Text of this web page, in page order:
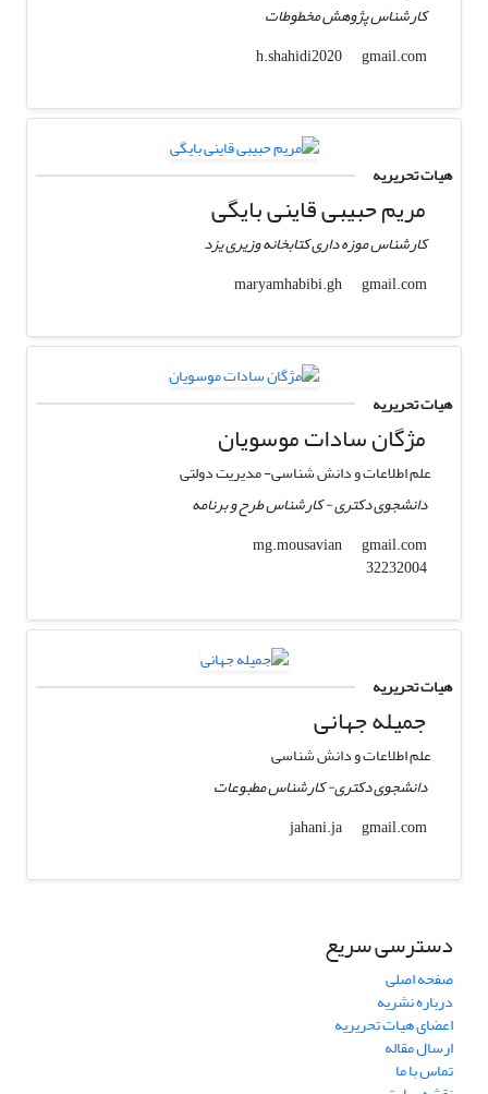
کارشناس پژوهش مخطوطات
h.shahidi2020
gmail.com
هیات تحریریه
مریم حبیبی قاینی بایگی
کارشناس موزه داری کتابخانه وزیری یزد
maryamhabibi.gh
gmail.com
هیات تحریریه
مژگان سادات موسویان
علم اطلاعات و دانش شناسی- مدیریت دولتی
دانشجوی دکتری - کارشناس طرح و برنامه
mg.mousavian
gmail.com
32232004
هیات تحریریه
جمیله جهانی
علم اطلاعات و دانش شناسی
دانشجوی دکتری- کارشناس مطبوعات
jahani.ja
gmail.com
دسترسی سریع
صفحه اصلی
درباره نشریه
اعضای هیات تحریریه
ارسال مقاله
تماس با ما